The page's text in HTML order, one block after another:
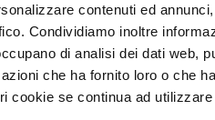
contenuti ed
Condividiamo inoltre
di analisi dei dati web,
che ha fornito loro o che
cookie se continua ad